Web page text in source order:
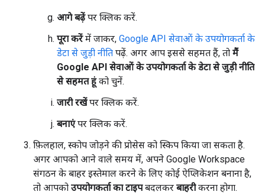
आगे बढ़ेंपर क्लिक करें.
पूरा करेंमें जाकर, Google API सेवाओं के उपयोगकर्ता के
डेटा से जुड़ी नीति पढ़ें. अगर आप इससे सहमत हैं, तो मैं
Google API सेवाओं के उपयोगकर्ता के डेटा से जुड़ी नीति
से सहमत हूंको चुनें.
जारी रखेंपर क्लिक करें.
बनाएंपर क्लिक करें.
फ़िलहाल, स्कोप जोड़ने की प्रोसेस को स्किप किया जा सकता है.
अगर आपको आने वाले समय में, अपने Google Workspace
संगठन के बाहर इस्तेमाल करने के लिए कोई ऐप्लिकेशन बनाना है,
तो आपको उपयोगकर्ता का टाइपबदलकर बाहरीकरना होगा.